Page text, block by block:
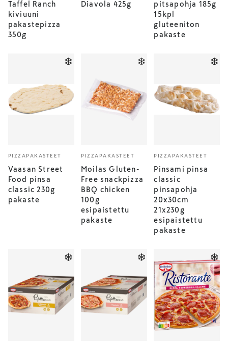
Taffel Ranch
kiviuuni
pakastepizza
350g
Diavola 425g
pitsapohja 185g
15kpl
gluteeniton
pakaste
PIZZAPAKASTEET
Vaasan Street
Food pinsa
classic 230g
pakaste
PIZZAPAKASTEET
Moilas Gluten-
Free snackpizza
BBQ chicken
100g
esipaistettu
pakaste
PIZZAPAKASTEET
Pinsami pinsa
classic
pinsapohja
20x30cm
21x230g
esipaistettu
pakaste